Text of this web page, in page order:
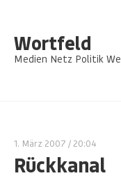
Wortfeld
Medien Netz Politik
1. März 2007 / 20:04
Rückkanal